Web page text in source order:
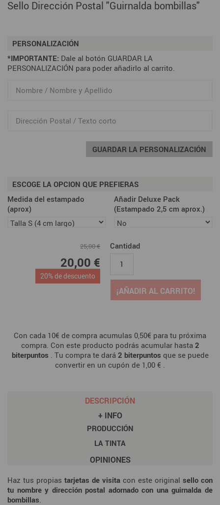
Sello Dirección Postal "Guirnalda bombillas"
PERSONALIZACIÓN
*IMPORTANTE: Dale al botón GUARDAR LA
PERSONALIZACIÓN para poder añadirlo al carrito.
GUARDAR LA PERSONALIZACIÓN
ESCOGE LA OPCION QUE PREFIERAS
Medida del estampado
(aprox)
Añadir Deluxe Pack
(Estampado 2,5 cm aprox.)
25,00 €
20,00 €
20% de descuento
Cantidad
¡AÑADIR AL CARRITO!
Con cada 10€ de compra acumulas 0,50€ para tu próxima
compra. Con este producto podrás acumular hasta 2
biterpuntos . Tu compra te dará 2 biterpuntos que se puede
convertir en un cupón de 1,00 €
DESCRIPCIÓN
+ INFO
PRODUCCIÓN
LA TINTA
OPINIONES
Haz tus propias tarjetas de visita con este original sello con
tu nombre y dirección postal adornado con una guirnalda de
bombillas